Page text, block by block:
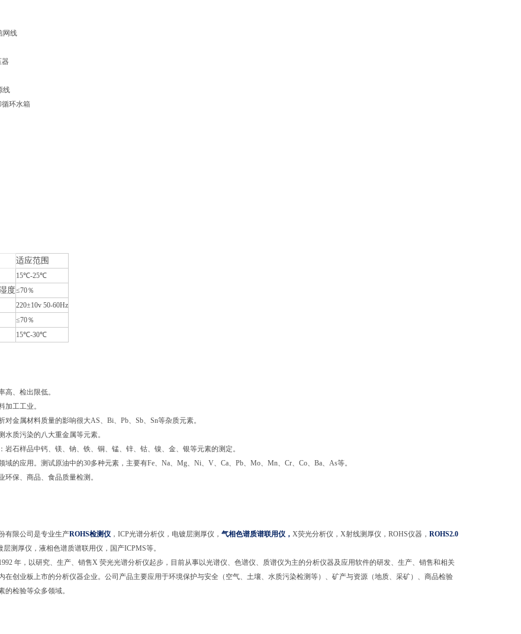
网线
器
线
环水箱
适应范围
15℃-25℃
度≤70％
220±10v 50-60Hz
≤70％
15℃-30℃
高、检出限低。
加工工业。
对金属材料质量的影响很大AS、 Bi、 Pb、 Sb、 Sn等杂质元素。
水质污染的八大重金属等元素。
岩石样品中钙、镁、钠、铁、铜、锰、锌、钴、镍、金、银等元素的测定。
域的应用。测试原油中的30多种元素，主要有Fe、 Na、 Mg、 Ni、 V、 Ca、 Pb、 Mo、 Mn、 Cr、 Co、 Ba、 As等。
环保、商品、食品质量检测。
有限公司是专业生产ROHS检测仪 ， ICP光谱分析仪，电镀层测厚仪， 气相色谱质谱联用仪 ， X荧光分析仪， X射线测厚仪， ROHS仪器， ROHS2.0
层测厚仪，液相色谱质谱联用仪，国产ICPMS等。
年，以研究、生产、销售X 荧光光谱分析仪起步，目前从事以光谱仪、色谱仪、质谱仪为主的分析仪器及应用软件的研发、生产、销售和相关
在创业板上市的分析仪器企业。公司产品主要应用于环境保护与安全（空气、土壤、水质污染检测等）、矿产与资源（地质、采矿）、商品检验
的检验等众多领域。